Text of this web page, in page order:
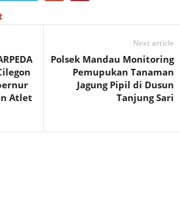
Atlet
Next article
Polsek Mandau Monitoring
Pemupukan Tanaman
Jagung Pipil di Dusun
Tanjung Sari